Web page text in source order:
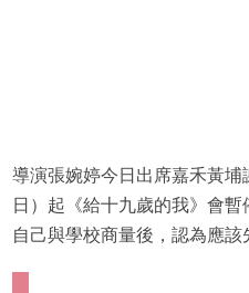
導演張婉婷今日出席嘉禾黃
日）起《給十九歲的我》會暫
自己與學校商量後，認為應該